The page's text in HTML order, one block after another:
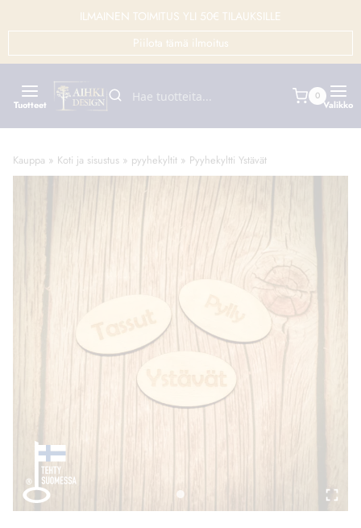
sisältöön
ILMAINEN TOIMITUS YLI 50€ TILAUKSILLE
Piilota tämä ilmoitus
Tuotteet
0
Valikko
Kauppa » Koti ja sisustus » pyyhekyltit » Pyyhekyltti Ystävät